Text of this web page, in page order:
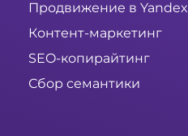
Продвижение в Yandex
Контент-маркетинг
SEO-копирайтинг
Сбор семантики